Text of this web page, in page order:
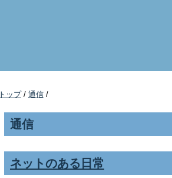
トップ/ 通信 /
通信
ネットのある日常